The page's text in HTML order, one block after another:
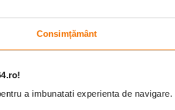
Consimțământ
a imbunatati experienta de